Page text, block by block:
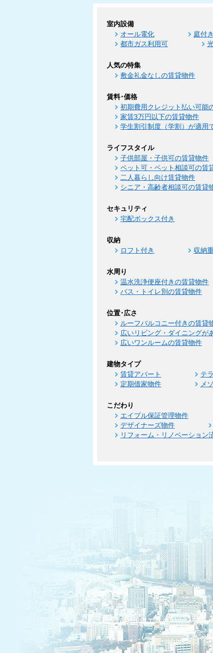
室内設備
オール電化 庭付き
都市ガス利用可
人気の特集
敷金礼金なしの賃貸物件
賃料･価格
初期費用クレジット払い可能
家賃3万円以下の賃貸物件
学生割引制度（学割）が適用
ライフスタイル
子供部屋・子供可の賃貸物件
ペット可・ペット相談可の賃
二人暮らし向け賃貸物件
シニア・高齢者相談可の賃貸
セキュリティ
宅配ボックス付き
収納
ロフト付き 収納
水周り
温水洗浄便座付きの賃貸物件
バス・トイレ別の賃貸物件
位置･広さ
ルーフバルコニー付きの賃貸
広いリビング・ダイニングが
広いワンルームの賃貸物件
建物タイプ
賃貸アパート テ
定期借家物件
メ
こだわり
エイブル保証管理物件
デザイナーズ物件
リフォーム・リノベーション